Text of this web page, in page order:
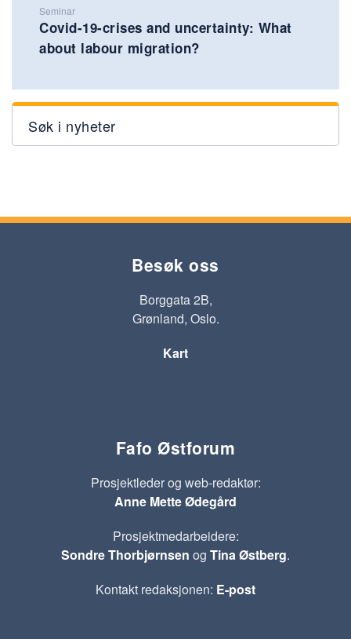
Seminar
Covid-19-crises and uncertainty: What
about labour migration?
Søk i nyheter
Besøk oss
Borggata 2B,
Grønland, Oslo.
Kart
Fafo Østforum
Prosjektleder og web-redaktør:
Anne Mette Ødegård
Prosjektmedarbeidere:
Sondre Thorbjørnsen og Tina Østberg.
Kontakt redaksjonen: E-post